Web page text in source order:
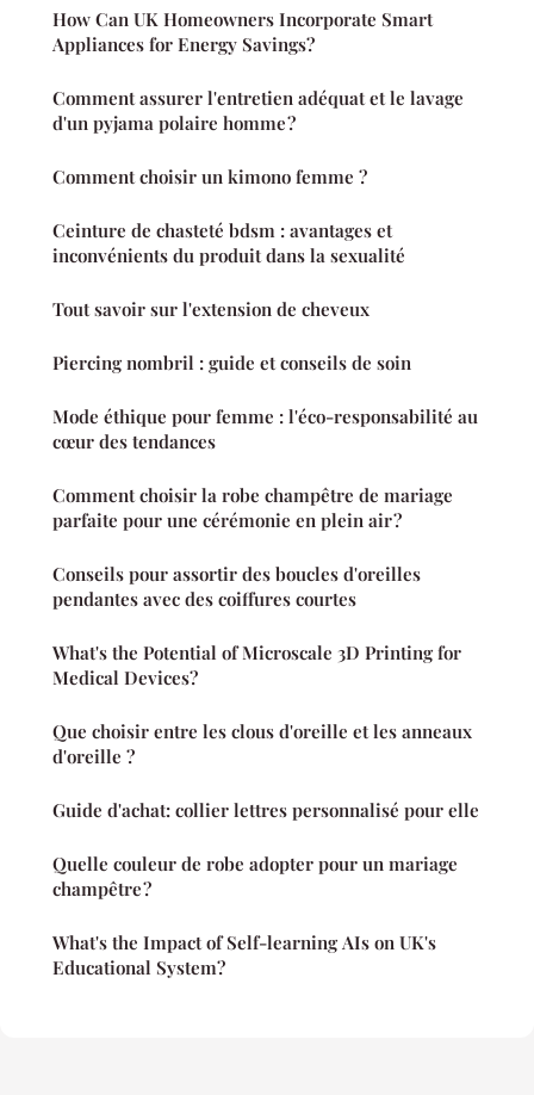
How Can UK Homeowners Incorporate Smart
Appliances for Energy Savings?
Comment assurer l'entretien adéquat et le lavage
d'un pyjama polaire homme ?
Comment choisir un kimono femme ?
Ceinture de chasteté bdsm : avantages et
inconvénients du produit dans la sexualité
Tout savoir sur l'extension de cheveux
Piercing nombril : guide et conseils de soin
Mode éthique pour femme : l'éco-responsabilité au
cœur des tendances
Comment choisir la robe champêtre de mariage
parfaite pour une cérémonie en plein air ?
Conseils pour assortir des boucles d'oreilles
pendantes avec des coiffures courtes
What's the Potential of Microscale 3D Printing for
Medical Devices?
Que choisir entre les clous d'oreille et les anneaux
d'oreille ?
Guide d'achat: collier lettres personnalisé pour elle
Quelle couleur de robe adopter pour un mariage
champêtre ?
What's the Impact of Self-learning AIs on UK's
Educational System?